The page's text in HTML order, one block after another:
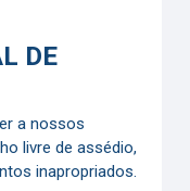
DE
a nossos
livre de assédio,
inapropriados.